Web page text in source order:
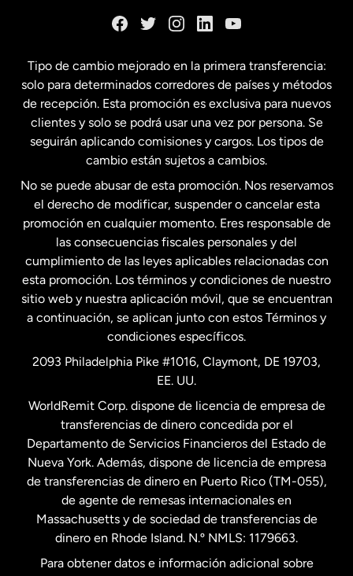
Estados Unidos English
Estados Unidos Español
Francia
Malasia
Nueva Zelanda
Países Bajos
Suecia
Tipo de cambio mejorado en la primera transferencia:
solo para determinados corredores de países y métodos
de recepción. Esta promoción es exclusiva para nuevos
clientes y solo se podrá usar una vez por persona. Se
seguirán aplicando comisiones y cargos. Los tipos de
cambio están sujetos a cambios.
No se puede abusar de esta promoción. Nos reservamos
el derecho de modificar, suspender o cancelar esta
promoción en cualquier momento. Eres responsable de
las consecuencias fiscales personales y del
cumplimiento de las leyes aplicables relacionadas con
esta promoción. Los términos y condiciones de nuestro
sitio web y nuestra aplicación móvil, que se encuentran
a continuación, se aplican junto con estos Términos y
condiciones específicos.
2093 Philadelphia Pike #1016, Claymont, DE 19703,
EE. UU.
WorldRemit Corp. dispone de licencia de empresa de
transferencias de dinero concedida por el
Departamento de Servicios Financieros del Estado de
Nueva York. Además, dispone de licencia de empresa
de transferencias de dinero en Puerto Rico (TM-055),
de agente de remesas internacionales en
Massachusetts y de sociedad de transferencias de
dinero en Rhode Island. N.º NMLS: 1179663.
Para obtener datos e información adicional sobre